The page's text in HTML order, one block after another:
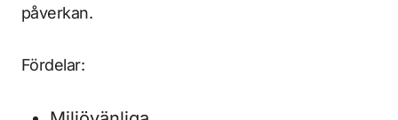
påverkan.
Fördelar: